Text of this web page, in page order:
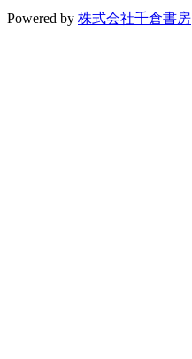
Powered by 株式会社千倉書房